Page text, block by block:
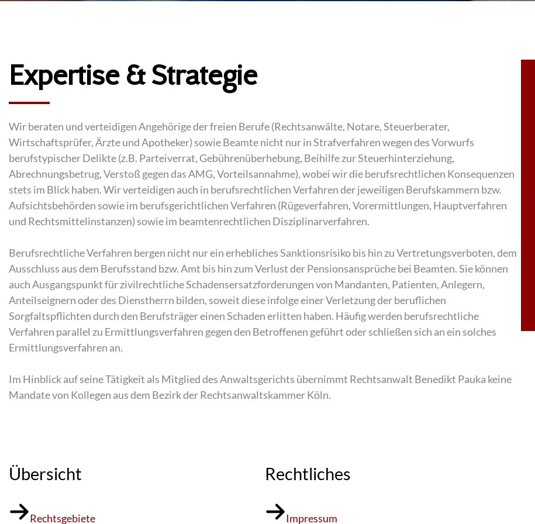
Expertise & Strategie
Wir beraten und verteidigen Angehörige der freien Berufe (Rechtsanwälte, Notare, Steuerberater,
Wirtschaftsprüfer, Ärzte und Apotheker) sowie Beamte nicht nur in Strafverfahren wegen des Vorwurfs
berufstypischer Delikte (z.B. Parteiverrat, Gebührenüberhebung, Beihilfe zur Steuerhinterziehung,
Abrechnungsbetrug, Verstoß gegen das AMG, Vorteilsannahme), wobei wir die berufsrechtlichen Konsequenzen
stets im Blick haben. Wir verteidigen auch in berufsrechtlichen Verfahren der jeweiligen Berufskammern bzw.
Aufsichtsbehörden sowie im berufsgerichtlichen Verfahren (Rügeverfahren, Vorermittlungen, Hauptverfahren
und Rechtsmittelinstanzen) sowie im beamtenrechtlichen Disziplinarverfahren.
Berufsrechtliche Verfahren bergen nicht nur ein erhebliches Sanktionsrisiko bis hin zu Vertretungsverboten, dem
Ausschluss aus dem Berufsstand bzw. Amt bis hin zum Verlust der Pensionsansprüche bei Beamten. Sie können
auch Ausgangspunkt für zivilrechtliche Schadensersatzforderungen von Mandanten, Patienten, Anlegern,
Anteilseignern oder des Dienstherrn bilden, soweit diese infolge einer Verletzung der beruflichen
Sorgfaltspflichten durch den Berufsträger einen Schaden erlitten haben. Häufig werden berufsrechtliche
Verfahren parallel zu Ermittlungsverfahren gegen den Betroffenen geführt oder schließen sich an ein solches
Ermittlungsverfahren an.
Im Hinblick auf seine Tätigkeit als Mitglied des Anwaltsgerichts übernimmt Rechtsanwalt Benedikt Pauka keine
Mandate von Kollegen aus dem Bezirk der Rechtsanwaltskammer Köln.
Übersicht
Rechtsgebiete
Rechtliches
Impressum